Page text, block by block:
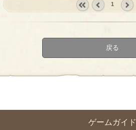
ゲームガイド
1
戻る